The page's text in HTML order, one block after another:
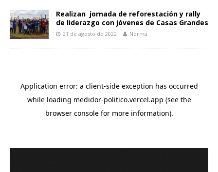
Realizan jornada de reforestación y rally
de liderazgo con jóvenes de Casas Grandes
21 de agosto de 2022 Norma